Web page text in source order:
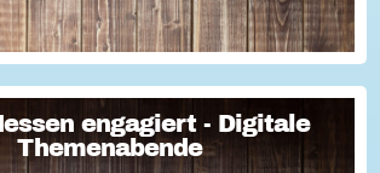
engagiert - Digitale
Themenabende
engagiert - Digitale